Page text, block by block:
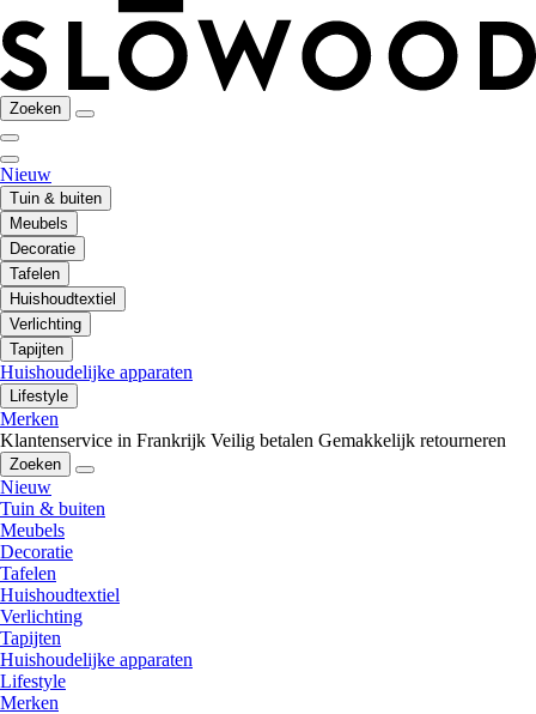
Zoeken
Nieuw
Tuin & buiten
Meubels
Decoratie
Tafelen
Huishoudtextiel
Verlichting
Tapijten
Huishoudelijke apparaten
Lifestyle
Merken
Klantenservice in Frankrijk Veilig betalen Gemakkelijk retourneren
Zoeken
Nieuw
Tuin & buiten
Meubels
Decoratie
Tafelen
Huishoudtextiel
Verlichting
Tapijten
Huishoudelijke apparaten
Lifestyle
Merken